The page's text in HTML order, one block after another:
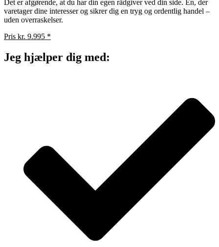
Det er afgørende, at du har din egen rådgiver ved din side. En, der
varetager dine interesser og sikrer dig en tryg og ordentlig handel –
uden overraskelser.
Pris kr. 9.995 *
Jeg hjælper dig med: